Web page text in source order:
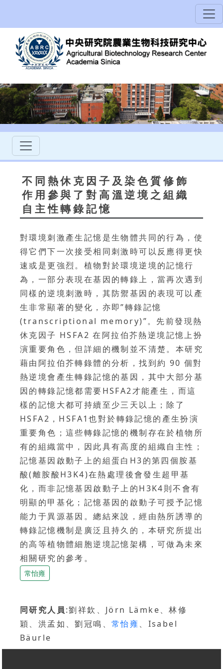
不同熱休克因子及染色質修飾
作用參與了對高溫逆境之組織
自主性轉錄記憶
對環境刺激產生記憶是生物體共同的行為，使
得它們下一次接受相同刺激時可以反應得更快
速或是更強烈。植物對於環境逆境的記憶行
為，一部分表現在基因的轉錄上，當再次遇到
同樣的逆境刺激時，其防禦基因的表現可以產
生非常顯著的變化，亦即”轉錄記憶
(transcriptional memory)”。先前發現熱
休克因子 HSFA2 在阿拉伯芥熱逆境記憶上扮
演重要角色，但詳細的機制並不清楚。本研究
藉由阿拉伯芥轉錄體的分析，找到約 90 個對
熱逆境會產生轉錄記憶的基因，其中大部分基
因的轉錄記憶都需要HSFA2才能產生，而這
樣的記憶大都可持續至少三天以上；除了
HSFA2，HSFA1也對於轉錄記憶的產生扮演
重要角色；這些轉錄記憶的機制存在於植物所
有的組織當中，因此具有高度的組織自主性；
記憶基因啟動子上的組蛋白H3的第四個胺基
酸(離胺酸H3K4)在熱處理後會發生超甲基
化，而非記憶基因啟動子上的H3K4則不會有
明顯的甲基化；記憶基因的啟動子可授予記憶
能力于異源基因。總結來說，經由熱所誘導的
轉錄記憶機制是廣泛且持久的，本研究所提出
的高等植物體細胞逆境記憶架構，可做為未來
相關研究的參考。
常怡雍
同研究人員:劉祥欽、Jörn Lämke、林修
穎、洪孟如、劉冠鳴、 常怡雍、Isabel
Bäurle